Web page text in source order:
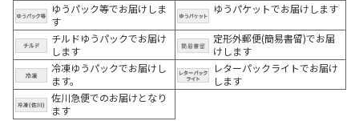
ゆうパック等でお届けしま
す
ゆうパケットでお届けします
チルドゆうパックでお届け
します
定形外郵便(簡易書留)でお届
けします
冷凍ゆうパックでお届けし
ます。
レターパックライトでお届け
します
佐川急便でのお届けとなり
ます